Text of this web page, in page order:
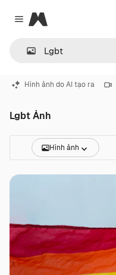
Close menu
Magnific
Hình ảnh do AI tạo ra
Lgbt Ảnh
Hình ảnh